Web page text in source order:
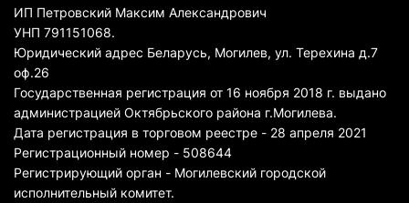
ИП Петровский Максим Александрович
УНП 791151068.
Юридический адрес Беларусь, Могилев, ул. Терехина д.7
оф.26
Государственная регистрация от 16 ноября 2018 г. выдано
администрацией Октябрьского района г.Могилева.
Дата регистрация в торговом реестре - 28 апреля 2021
Регистрационный номер - 508644
Регистрирующий орган - Могилевский городской
исполнительный комитет.